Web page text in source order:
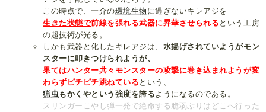
この時点で、一介の環境生物 に過ぎないキレアジを
生きた状態で前線を張れる武器に昇華させられる という工房
の超技術が光る。
しかも武器と化したキレアジは、 水揚げされていようがモン
スターに叩きつけられようが、
果てはハンター共々モンスターの攻撃に巻き込まれようが変
わらずピチピチ跳ねている という、
猟虫 もかくやという強度を誇る ようになるのである。
スリンガーこやし弾一発で絶命する脆弱ぶりはどこへ行った